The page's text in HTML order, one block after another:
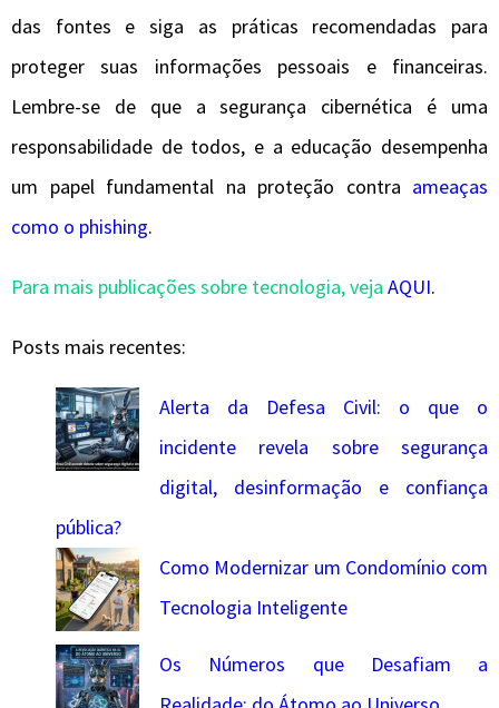
das fontes e siga as práticas recomendadas para
proteger suas informações pessoais e financeiras.
Lembre-se de que a segurança cibernética é uma
responsabilidade de todos, e a educação desempenha
um papel fundamental na proteção contra ameaças
como o phishing.
Para mais publicações sobre tecnologia, veja AQUI.
Posts mais recentes:
Alerta da Defesa Civil: o que o
incidente revela sobre segurança
digital, desinformação e confiança
pública?
Como Modernizar um Condomínio com
Tecnologia Inteligente
Os Números que Desafiam a